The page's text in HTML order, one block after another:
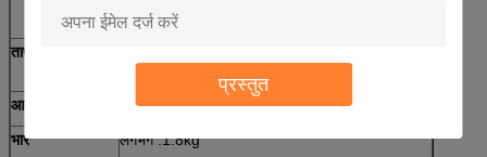
प्रस्तुत
मौजूदा शिखर: 800mA
तापमान / नमी
भंडारण: -25-80 ℃ / 0 ~ 90% आरएच (गैर संघनक)
आयाम (LxWxH)
215x124x90mm
भार
लगभग .1.8kg